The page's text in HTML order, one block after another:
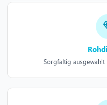
Sorgfältig ausgewählt